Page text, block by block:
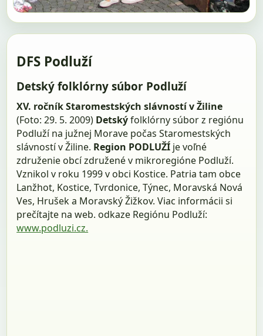
DFS Podluží
Detský folklórny súbor Podluží
XV. ročník Staromestských slávností v Žiline
(Foto: 29. 5. 2009) Detskýfolklórny súbor z regiónu
Podluží na južnej Morave počas Staromestských
slávností v Žiline. Region PODLUŽÍ je voľné
združenie obcí združené v mikroregióne Podluží.
Vznikol v roku 1999 v obci Kostice. Patria tam obce
Lanžhot, Kostice, Tvrdonice, Týnec, Moravská Nová
Ves, Hrušek a Moravský Žižkov. Viac informácii si
prečítajte na web. odkaze Regiónu Podluží:
www.podluzi.cz.